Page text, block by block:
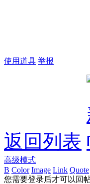
使用道具 举报
返回列表
高级模式
B Color Image Link Quote
您需要登录后才可以回